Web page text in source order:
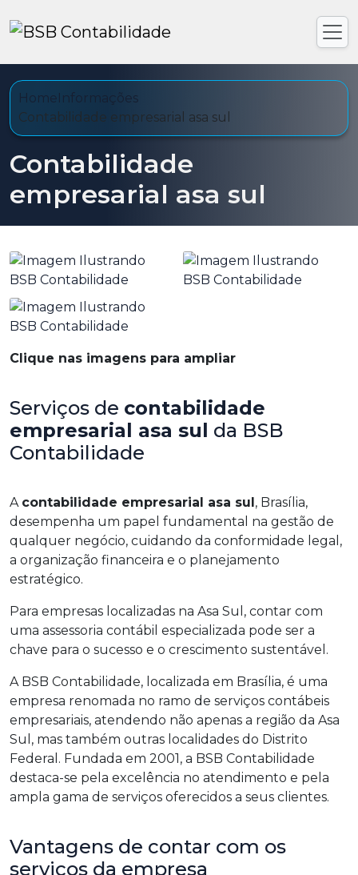
HomeInformações
Contabilidade empresarial asa sul
Contabilidade
empresarial asa sul
Clique nas imagens para ampliar
Serviços de contabilidade
empresarial asa sul da BSB
Contabilidade
A contabilidade empresarial asa sul, Brasília,
desempenha um papel fundamental na gestão de
qualquer negócio, cuidando da conformidade legal,
a organização financeira e o planejamento
estratégico.
Para empresas localizadas na Asa Sul, contar com
uma assessoria contábil especializada pode ser a
chave para o sucesso e o crescimento sustentável.
A BSB Contabilidade, localizada em Brasília, é uma
empresa renomada no ramo de serviços contábeis
empresariais, atendendo não apenas a região da Asa
Sul, mas também outras localidades do Distrito
Federal. Fundada em 2001, a BSB Contabilidade
destaca-se pela excelência no atendimento e pela
ampla gama de serviços oferecidos a seus clientes.
Vantagens de contar com os
serviços da empresa